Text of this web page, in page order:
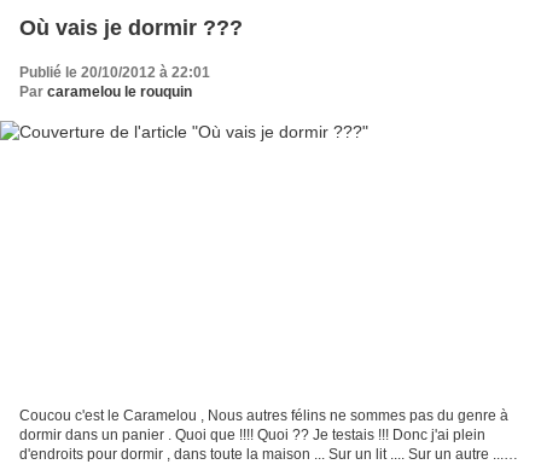
Où vais je dormir ???
Publié le 20/10/2012 à 22:01
Par caramelou le rouquin
Coucou c'est le Caramelou , Nous autres félins ne sommes pas du genre à
dormir dans un panier . Quoi que !!!! Quoi ?? Je testais !!! Donc j'ai plein
d'endroits pour dormir , dans toute la maison ... Sur un lit .... Sur un autre ...